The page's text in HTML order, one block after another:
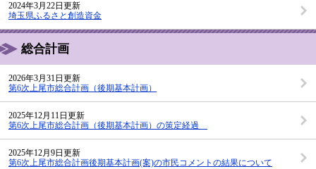
2024年3月22日更新
埼玉県ふるさと創造資金
総合計画
2026年3月31日更新
第6次上尾市総合計画（後期基本計画）
2025年12月11日更新
第6次上尾市総合計画（後期基本計画）の策定経過
2025年12月9日更新
第6次上尾市総合計画後期基本計画(案)の市民コメントの結果について